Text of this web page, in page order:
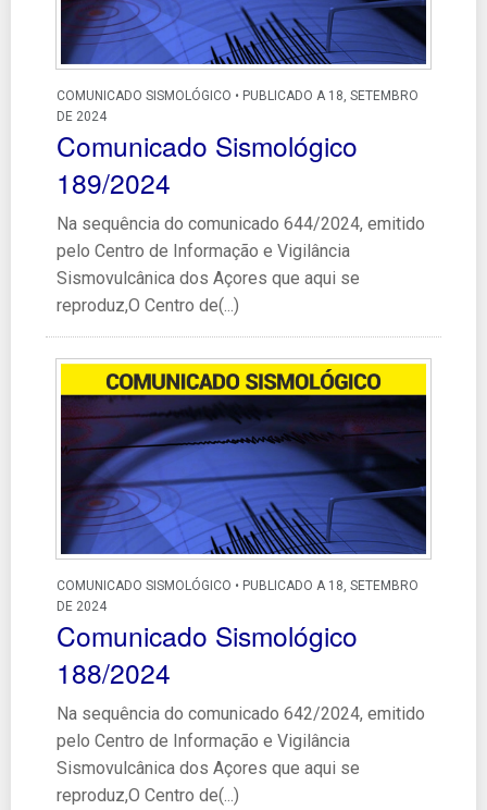
COMUNICADO SISMOLÓGICO • PUBLICADO A 18, SETEMBRO
DE 2024
Comunicado Sismológico
189/2024
Na sequência do comunicado 644/2024, emitido
pelo Centro de Informação e Vigilância
Sismovulcânica dos Açores que aqui se
reproduz,O Centro de(...)
COMUNICADO SISMOLÓGICO • PUBLICADO A 18, SETEMBRO
DE 2024
Comunicado Sismológico
188/2024
Na sequência do comunicado 642/2024, emitido
pelo Centro de Informação e Vigilância
Sismovulcânica dos Açores que aqui se
reproduz,O Centro de(...)